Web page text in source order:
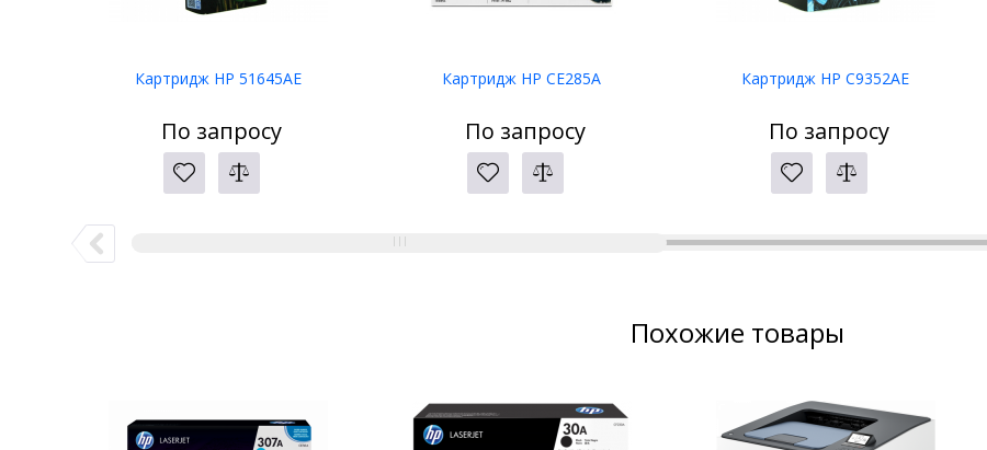
Картридж HP 51645AE
По запросу
Картридж HP CE285A
По запросу
Картридж HP C9352AE
По запросу
Похожие товары